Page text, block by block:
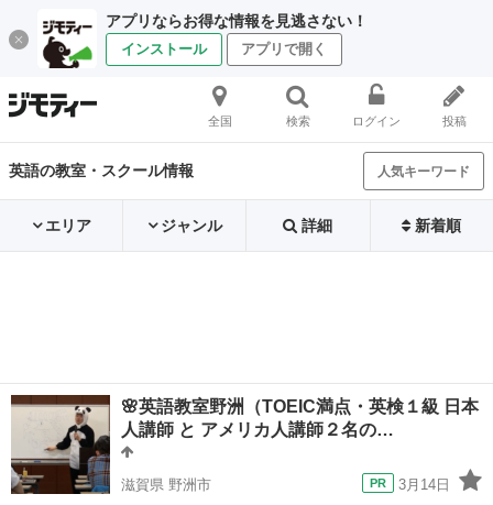
アプリならお得な情報を見逃さない！
インストール アプリで開く
全国 検索 ログイン 投稿
英語の教室・スクール情報 人気キーワード
エリア ジャンル 詳細 新着順
🌸英語教室野洲（TOEIC満点・英検１級 日本
人講師 と アメリカ人講師２名の…
滋賀県 野洲市
3月14日